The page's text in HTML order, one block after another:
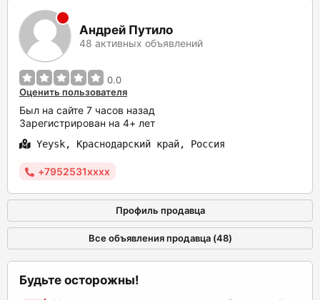
Андрей Путило
48 активных объявлений
0.0
Оценить пользователя
Был на сайте 7 часов назад
Зарегистрирован на 4+ лет
Yeysk, Краснодарский край, Россия
+7952531xxxx
Профиль продавца
Все объявления продавца (48)
Будьте осторожны!